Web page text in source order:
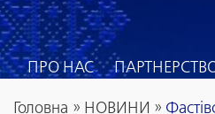
ПРО НАС
Головна » НОВИНИ »